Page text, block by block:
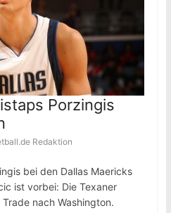
Porzingis
Redaktion
bei den Dallas Maericks
ist vorbei: Die Texaner
nach Washington.